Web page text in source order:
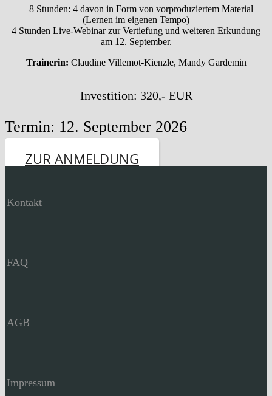
8 Stunden: 4 davon in Form von vorproduziertem Material
(Lernen im eigenen Tempo)
4 Stunden Live-Webinar zur Vertiefung und weiteren Erkundung
am 12. September.
Trainerin: Claudine Villemot-Kienzle, Mandy Gardemin
Investition: 320,- EUR
Termin: 12. September 2026
ZUR ANMELDUNG
Kontakt
FAQ
AGB
Impressum